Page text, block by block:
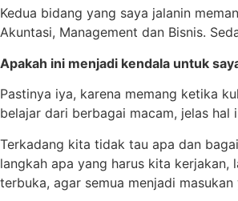
Kedua bidang yang saya jalanin
Akuntasi, Management dan Bisnis.
Apakah ini menjadi kendala untuk
Pastinya iya, karena memang ketika
belajar dari berbagai macam, jelas hal
Terkadang kita tidak tau apa dan
langkah apa yang harus kita
terbuka, agar semua menjadi